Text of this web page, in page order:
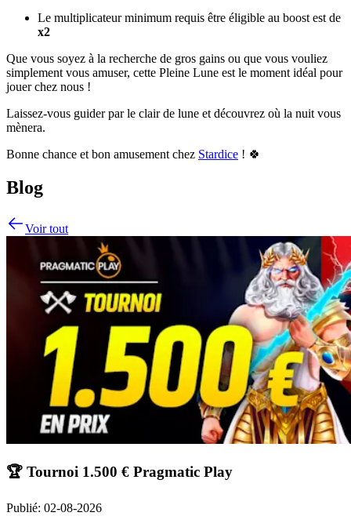
Le multiplicateur minimum requis être éligible au boost est de
x2
Que vous soyez à la recherche de gros gains ou que vous vouliez
simplement vous amuser, cette Pleine Lune est le moment idéal pour
jouer chez nous !
Laissez-vous guider par le clair de lune et découvrez où la nuit vous
mènera.
Bonne chance et bon amusement chez Stardice ! 🍀
Blog
Voir tout
🏆 Tournoi 1.500 € Pragmatic Play
Publié: 02-08-2026